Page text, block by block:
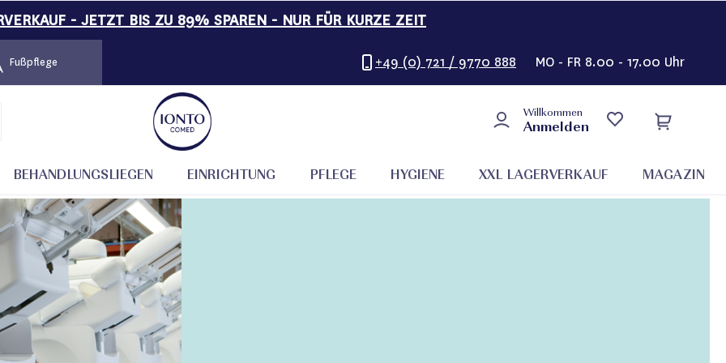
- JETZT BIS ZU 89% SPAREN - NUR FÜR KURZE ZEIT
Fußpflege +49 (0) 721 / 9770 888 MO - FR 8.00 - 17.00 Uhr
Willkommen
Anmelden
BEHANDLUNGSLIEGEN EINRICHTUNG PFLEGE HYGIENE XXL LAGERVERKAUF MAGAZIN